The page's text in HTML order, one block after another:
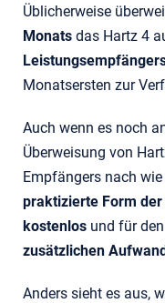
Üblicherweise
Monats das Hartz 4
Monatsersten zur
Auch wenn es noch
Überweisung von
Empfängers nach
praktizierte Form
kostenlos und für
zusätzlichen
Anders sieht es aus,